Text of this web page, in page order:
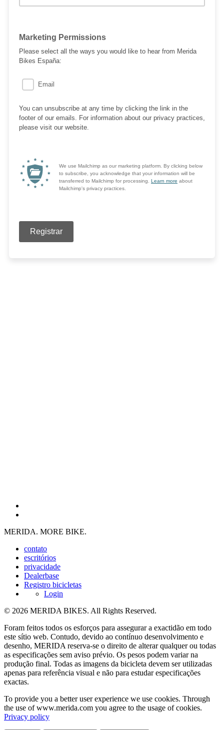
MERIDA. MORE BIKE.
contato
escritórios
privacidade
Dealerbase
Registro bicicletas
Login
© 2026 MERIDA BIKES. All Rights Reserved.
Foram feitos todos os esforços para assegurar a exactidão em todo
este sítio web. Contudo, devido ao contínuo desenvolvimento e
desenho, MERIDA reserva-se o direito de alterar qualquer ou todas
as especificações sem aviso prévio. Os pesos podem variar na
produção final. Todas as imagens da bicicleta devem ser utilizadas
apenas para referência visual e não para estudar especificações
exactas.
To provide you a better user experience we use cookies. Through
the use of www.merida.com you agree to the usage of cookies.
Privacy policy